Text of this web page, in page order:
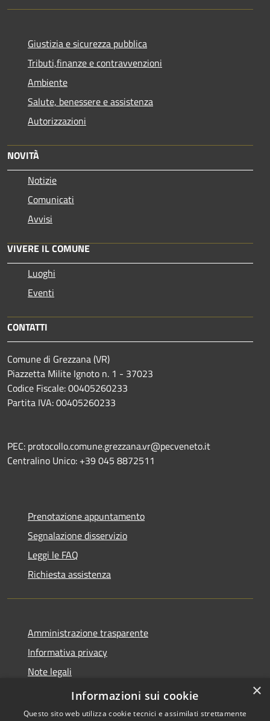
Giustizia e sicurezza pubblica
Tributi,finanze e contravvenzioni
Ambiente
Salute, benessere e assistenza
Autorizzazioni
NOVITÀ
Notizie
Comunicati
Avvisi
VIVERE IL COMUNE
Luoghi
Eventi
CONTATTI
Comune di Grezzana (VR)
Piazzetta Milite Ignoto n. 1 - 37023
Codice Fiscale: 00405260233
Partita IVA: 00405260233
PEC: protocollo.comune.grezzana.vr@pecveneto.it
Centralino Unico: +39 045 8872511
Prenotazione appuntamento
Segnalazione disservizio
Leggi le FAQ
Richiesta assistenza
Amministrazione trasparente
Informativa privacy
Note legali
Dichiarazione di accessibilità
×
Informazioni sui cookie
Questo sito web utilizza cookie tecnici e assimilati strettamente